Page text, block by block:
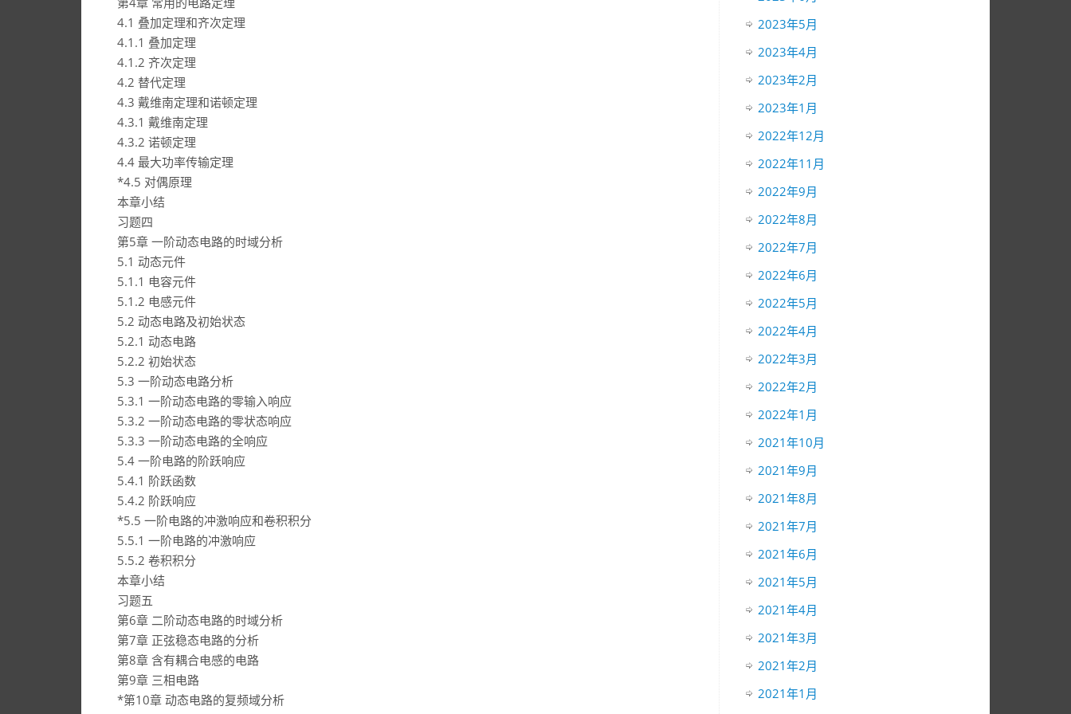
4.1 叠加定理和齐次定理
4.1.1 叠加定理
4.1.2 齐次定理
4.2 替代定理
4.3 戴维南定理和诺顿定理
4.3.1 戴维南定理
4.3.2 诺顿定理
4.4 最大功率传输定理
*4.5 对偶原理
本章小结
习题四
第5章 一阶动态电路的时域分析
5.1 动态元件
5.1.1 电容元件
5.1.2 电感元件
5.2 动态电路及初始状态
5.2.1 动态电路
5.2.2 初始状态
5.3 一阶动态电路分析
5.3.1 一阶动态电路的零输入响应
5.3.2 一阶动态电路的零状态响应
5.3.3 一阶动态电路的全响应
5.4 一阶电路的阶跃响应
5.4.1 阶跃函数
5.4.2 阶跃响应
*5.5 一阶电路的冲激响应和卷积积分
5.5.1 一阶电路的冲激响应
5.5.2 卷积积分
本章小结
习题五
第6章 二阶动态电路的时域分析
第7章 正弦稳态电路的分析
第8章 含有耦合电感的电路
第9章 三相电路
*第10章 动态电路的复频域分析
2023年5月
2023年4月
2023年2月
2023年1月
2022年12月
2022年11月
2022年9月
2022年8月
2022年7月
2022年6月
2022年5月
2022年4月
2022年3月
2022年2月
2022年1月
2021年10月
2021年9月
2021年8月
2021年7月
2021年6月
2021年5月
2021年4月
2021年3月
2021年2月
2021年1月